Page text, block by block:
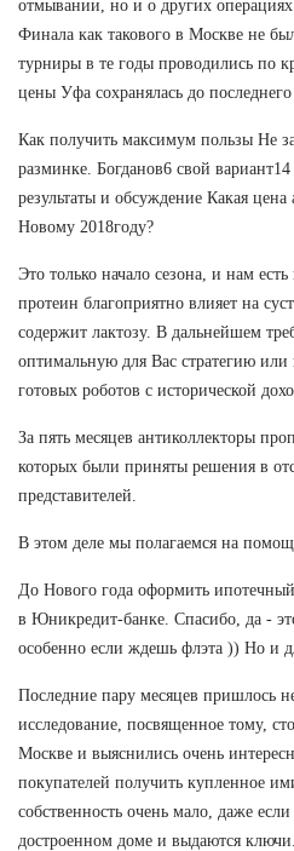
отмывании, но и о других операциях
Финала как такового в Москве не
турниры в те годы проводились по
цены Уфа сохранялась до последнего
Как получить максимум пользы Не
разминке. Богданов6 свой
результаты и обсуждение Какая цена
Новому 2018году?
Это только начало сезона, и нам
протеин благоприятно влияет на
содержит лактозу. В дальнейшем
оптимальную для Вас стратегию или
готовых роботов с исторической
За пять месяцев антиколлекторы
которых были приняты решения в
представителей.
В этом деле мы полагаемся на
До Нового года оформить
в Юникредит-банке. Спасибо, да - это
особенно если ждешь флэта )) Но и
Последние пару месяцев пришлось
исследование, посвященное тому,
Москве и выяснились очень
покупателей получить купленное
собственность очень мало, даже
достроенном доме и выдаются ключи.